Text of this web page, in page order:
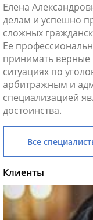
Елена
делам и успешно
сложных
Ее
принимать
ситуациях по
арбитражным и
специализацией
достоинства.
Все
Клиенты